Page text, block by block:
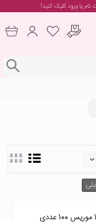
نام یا ورودکلیک کنید!